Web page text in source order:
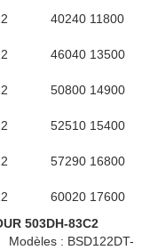
40240 11800
46040 13500
50800 14900
52510 15400
57290 16800
60020 17600
503DH-83C2
Modèles : BSD122DT-